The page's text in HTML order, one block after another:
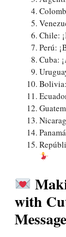
Chile:
Perú:
Cuba:
with